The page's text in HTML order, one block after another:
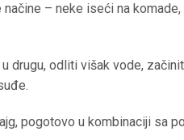
– neke iseći na
odliti višak vode,
pogotovo u kombinaciji sa